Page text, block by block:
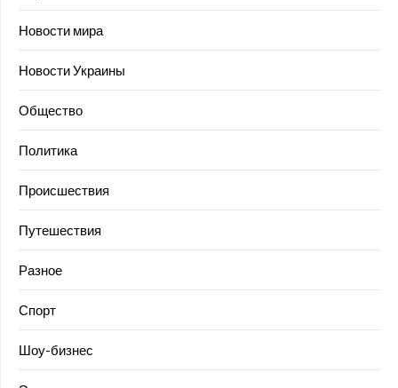
Новости мира
Новости Украины
Общество
Политика
Происшествия
Путешествия
Разное
Спорт
Шоу-бизнес